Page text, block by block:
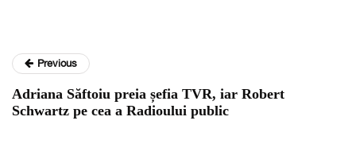
Previous
Adriana Săftoiu preia șefia TVR, iar Robert
Schwartz pe cea a Radioului public